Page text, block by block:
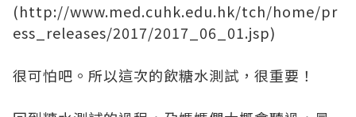
(http://www.med.cuhk.edu.hk/tch/home/pr
ess_releases/2017/2017_06_01.jsp)
很可怕吧。所以這次的飲糖水測試，很重要！